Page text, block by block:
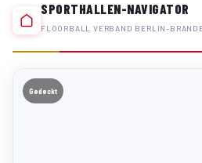
SPORTHALLEN-NAVIGATOR
FLOORBALL VERBAND BERLIN-
Gedeckt